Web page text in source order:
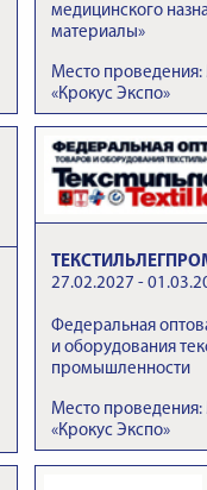
медицинского
материалы»
Место
«Крокус Экспо»
27.02.2027 -
Федеральная
и оборудования
промышленности
Место
«Крокус Экспо»